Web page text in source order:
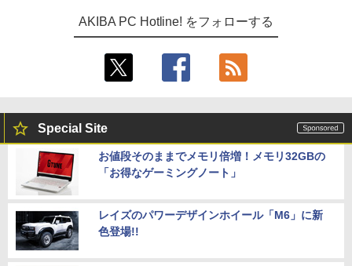
AKIBA PC Hotline! をフォローする
Special Site
お値段そのままでメモリ倍増！メモリ32GBの
「お得なゲーミングノート」
レイズのパワーデザインホイール「M6」に新
色登場!!